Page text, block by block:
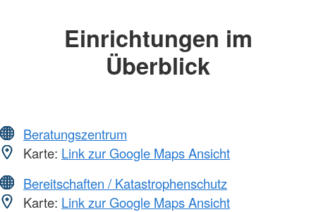
Einrichtungen im
Überblick
Beratungszentrum
Karte: Link zur Google Maps Ansicht
Bereitschaften / Katastrophenschutz
Karte: Link zur Google Maps Ansicht